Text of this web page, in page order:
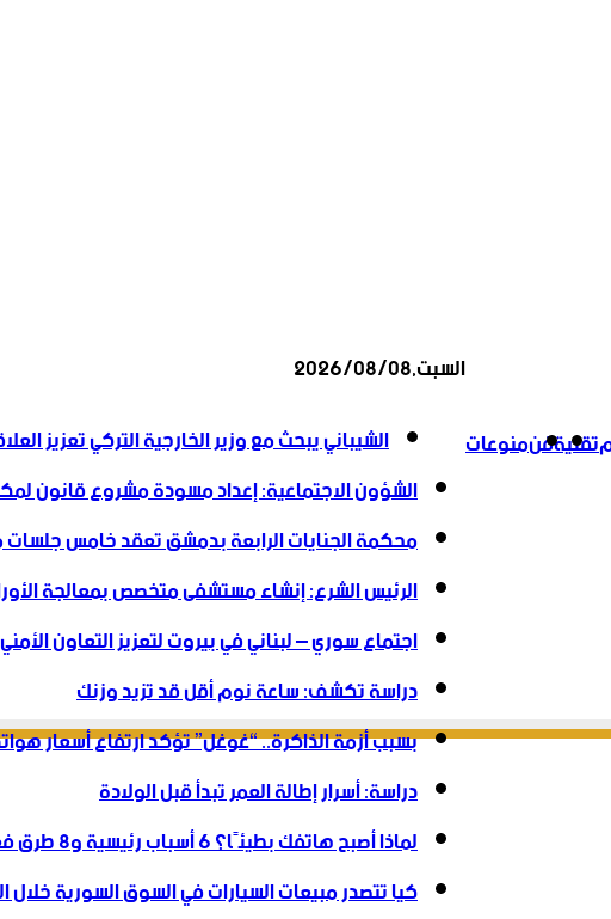
تقنيةفنمنوعات
السبت,2026/08/08
أخبار عاجلة الشيباني يبحث مع وزير الخارجية التركي تعزيز
الشؤون الاجتماعية: إعداد مسودة مشروع قانون
محكمة الجنايات الرابعة بدمشق تعقد خامس
الرئيس الشرع: إنشاء ‌‏مستشفى متخصص بمعالجة
اجتماع سوري – لبناني في بيروت لتعزيز التعاون
دراسة تكشف: ساعة نوم أقل قد تزيد وزنك
بسبب أزمة الذاكرة.. “غوغل” تؤكد ارتفاع أسعار
دراسة: أسرار إطالة العمر تبدأ قبل الولادة
لماذا أصبح هاتفك بطيئًا؟ 6 أسباب رئيسية و8 طرق فعالة لاستعادة سرعته
كيا تتصدر مبيعات السيارات في السوق السورية خلال